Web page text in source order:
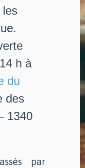
h à
du
des
1340
par